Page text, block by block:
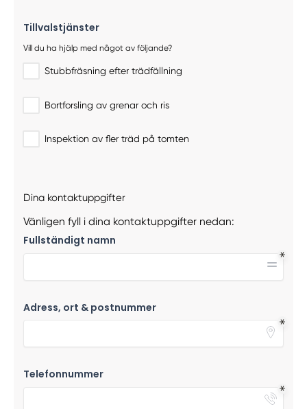
Tillvalstjänster
Vill du ha hjälp med något av följande?
Stubbfräsning efter trädfällning
Bortforsling av grenar och ris
Inspektion av fler träd på tomten
Dina kontaktuppgifter
Vänligen fyll i dina kontaktuppgifter nedan:
Fullständigt namn
Adress, ort & postnummer
Telefonnummer